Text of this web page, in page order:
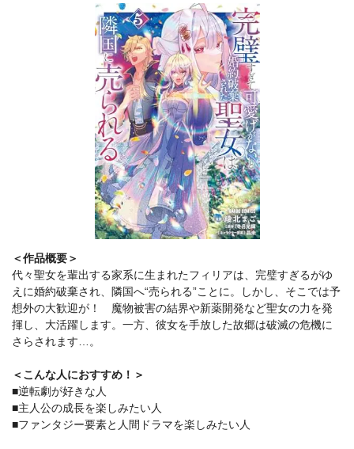
＜作品概要＞
代々聖女を輩出する家系に生まれたフィリアは、完璧すぎるがゆ
えに婚約破棄され、隣国へ“売られる”ことに。しかし、そこでは予
想外の大歓迎が！ 魔物被害の結界や新薬開発など聖女の力を発
揮し、大活躍します。一方、彼女を手放した故郷は破滅の危機に
さらされます…。
＜こんな人におすすめ！＞
■逆転劇が好きな人
■主人公の成長を楽しみたい人
■ファンタジー要素と人間ドラマを楽しみたい人